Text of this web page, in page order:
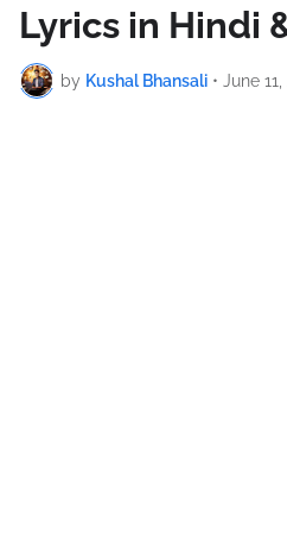
Lyrics in Hindi
by Kushal Bhansali • June